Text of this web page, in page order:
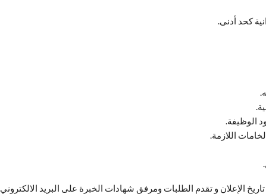
كحد أدنى.
الوظيفة.
اللازمة.
الإعلان و تقدم الطلبات ومرفق شهادات الخبرة على البريد الالكتروني